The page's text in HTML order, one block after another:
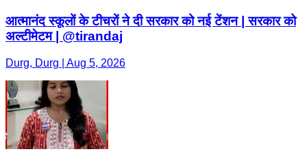
आत्मानंद स्कूलों के टीचरों ने दी सरकार को नई टेंशन | सरकार को
अल्टीमेटम | @tirandaj
Durg, Durg | Aug 5, 2026